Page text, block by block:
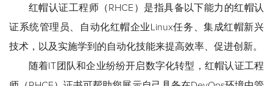
红帽认证工程师（RHCE）是指具备以下能力的红帽认
证系统管理员、自动化红帽企业Linux任务、集成红帽新兴
技术，以及实施学到的自动化技能来提高效率、促进创新。
随着IT团队和企业纷纷开启数字化转型，红帽认证工程